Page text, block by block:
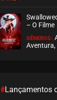
– O Filme
GÊNEROS:
#Lançamentos